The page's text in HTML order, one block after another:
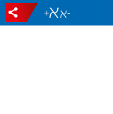
-
+